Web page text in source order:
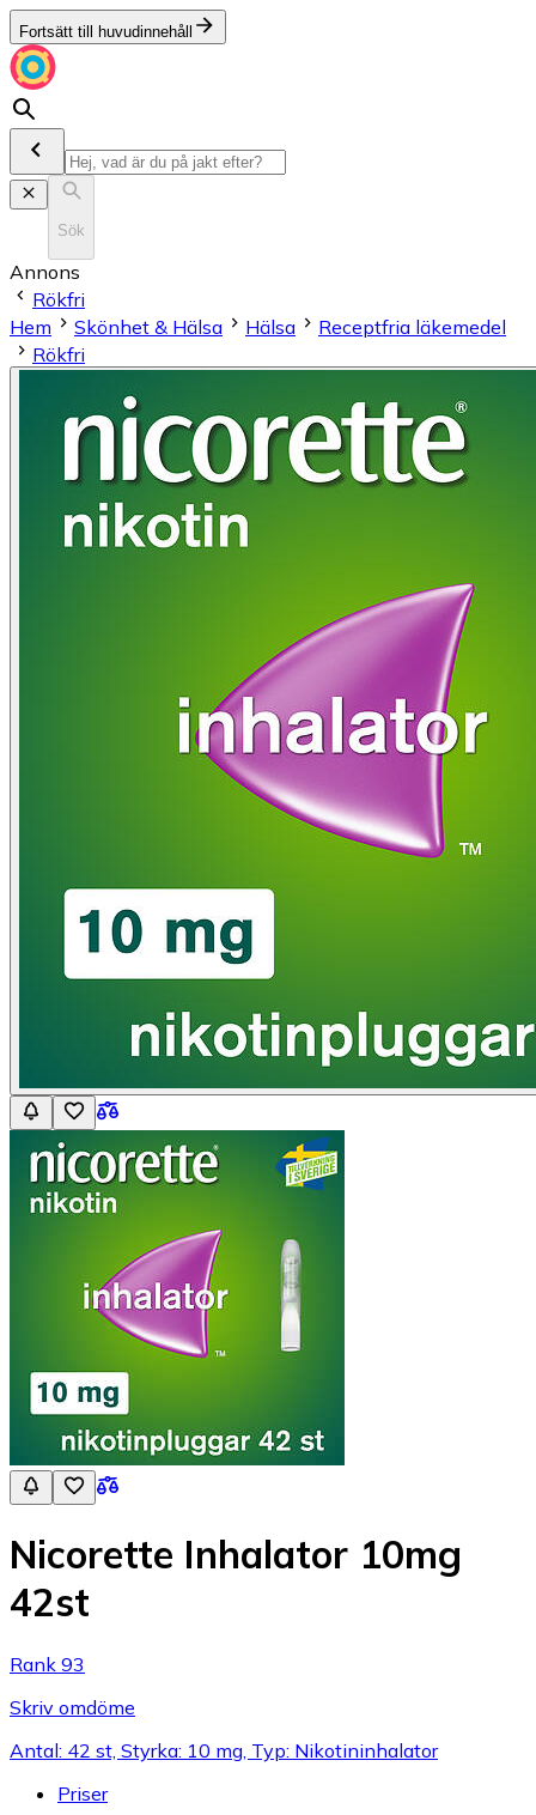
Fortsätt till huvudinnehåll
Sök
Annons
Rökfri
Hem
Skönhet & Hälsa Hälsa
Receptfria läkemedel
Rökfri
Nicorette Inhalator 10mg
42st
Rank 93
Skriv omdöme
Antal: 42 st, Styrka: 10 mg, Typ: Nikotininhalator
Priser